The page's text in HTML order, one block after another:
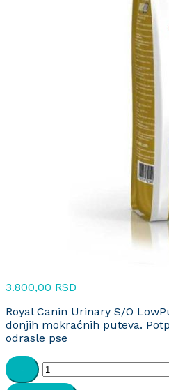
3.800,00 RSD
Royal Canin Urinary S/O
donjih mokraćnih puteva.
odrasle pse
-
Royal
Canin